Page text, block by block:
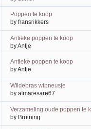
Poppen te koop
by fransrikkers
Antieke poppen te koop
byAntje
Antieke poppen te koop
byAntje
Wildebras wipneusje
by almaresare67
Verzameling oude poppen te
by Bruining